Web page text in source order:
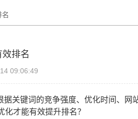
排名
09:06:49
据关键词的竞争强度、优化时间、网
才能有效提升排名？